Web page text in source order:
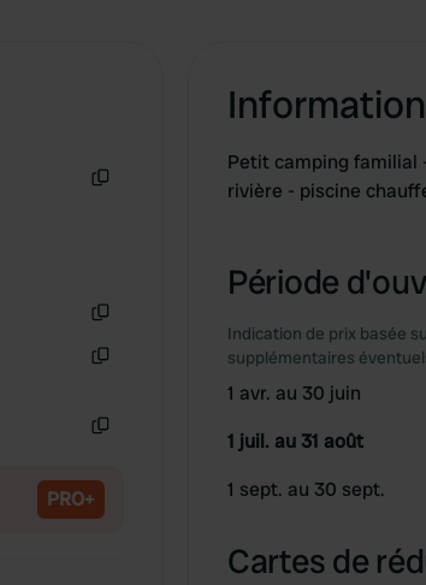
PRO+
Information
Petit camping familial
rivière - piscine
Période
Indication de prix basée
supplémentaires
1 avr. au 30 juin
1 juil. au 31 août
1 sept. au 30 sept.
Cartes de